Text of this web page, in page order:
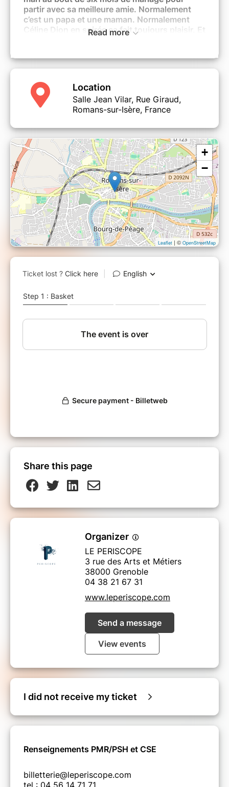
partir avec sa meilleure amie. Normalement
c’est un papa et une maman. Normalement
Céline Dion en soirée ça fait toujours plaisir. Et
Du coup, vous venez ?
Après avoir raconté son histoire d’infirmière
« urgentiste » dans plus de 200 villes, et avoir
rempli le Zénith de Toulouse pour la dernière,
Caroline Estremo revient avec un nouveau
Seule-en scène…Normalement.
Déconseillé aux -14 ans.
Read more
Location
Salle Jean Vilar, Rue Giraud,
Romans-sur-Isère, France
+
−
Leaflet | © OpenStreetMap
Share this page
Organizer
LE PERISCOPE
3 rue des Arts et Métiers
38000 Grenoble
04 38 21 67 31
www.leperiscope.com
Send a message
View events
I did not receive my ticket
Renseignements PMR/PSH et CSE
billetterie@leperiscope.com